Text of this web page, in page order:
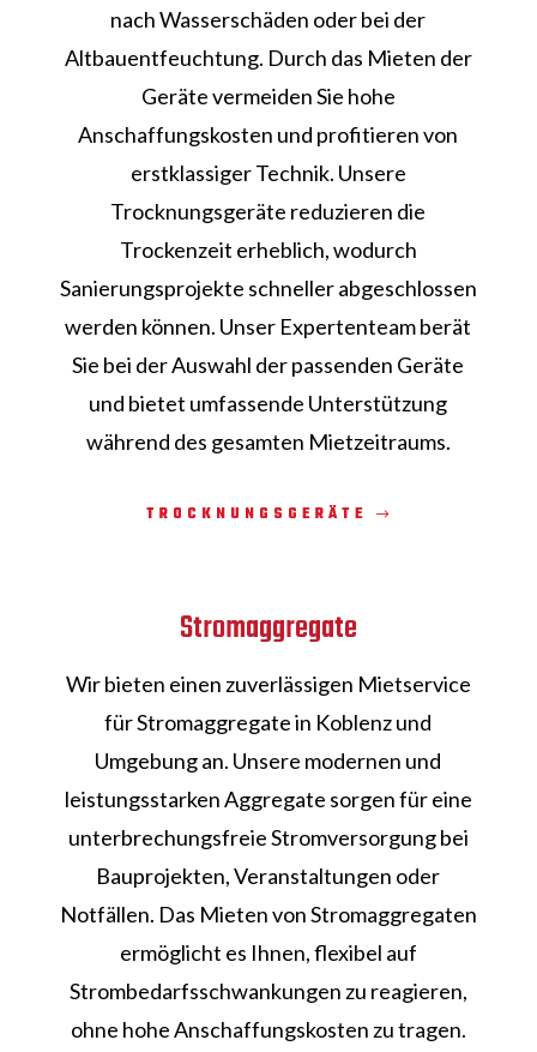
nach Wasserschäden oder bei der
Altbauentfeuchtung. Durch das Mieten der
Geräte vermeiden Sie hohe
Anschaffungskosten und profitieren von
erstklassiger Technik. Unsere
Trocknungsgeräte reduzieren die
Trockenzeit erheblich, wodurch
Sanierungsprojekte schneller abgeschlossen
werden können. Unser Expertenteam berät
Sie bei der Auswahl der passenden Geräte
und bietet umfassende Unterstützung
während des gesamten Mietzeitraums.
TROCKNUNGSGERÄTE
Stromaggregate
Wir bieten einen zuverlässigen Mietservice
für Stromaggregate in Koblenz und
Umgebung an. Unsere modernen und
leistungsstarken Aggregate sorgen für eine
unterbrechungsfreie Stromversorgung bei
Bauprojekten, Veranstaltungen oder
Notfällen. Das Mieten von Stromaggregaten
ermöglicht es Ihnen, flexibel auf
Strombedarfsschwankungen zu reagieren,
ohne hohe Anschaffungskosten zu tragen.